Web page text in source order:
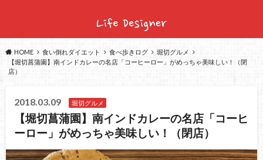
HOME 食い倒れダイエット 食べ歩きログ
堀切グルメ
【堀切菖蒲園】南インドカレーの名店「コーヒーロー」がめっちゃ美味しい！（閉
店）
2018.03.09 堀切グルメ
【堀切菖蒲園】南インドカレーの名店「コーヒ
ーロー」がめっちゃ美味しい！（閉店）